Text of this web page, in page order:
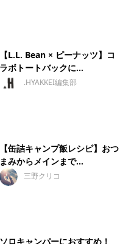
【L.L. Bean × ピーナッツ】コ
ラボトートバックに...
.HYAKKEI編集部
【缶詰キャンプ飯レシピ】おつ
まみからメインまで...
三野クリコ
ソロキャンパーにおすすめ！